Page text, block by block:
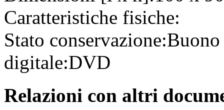
Caratteristiche fisiche:
Stato conservazione:
digitale:DVD
Relazioni con altri